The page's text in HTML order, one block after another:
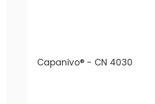
Capanivo® - CN 4030